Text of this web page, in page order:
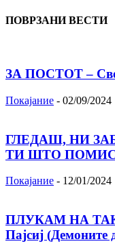
ПОВРЗАНИ ВЕСТИ
ЗА ПОСТОТ –
Покајание - 02/09/2024
ГЛЕДАШ, НИ
ТИ ШТО
Покајание - 12/01/2024
ПЛУКАМ НА
Пајсиј (Демоните